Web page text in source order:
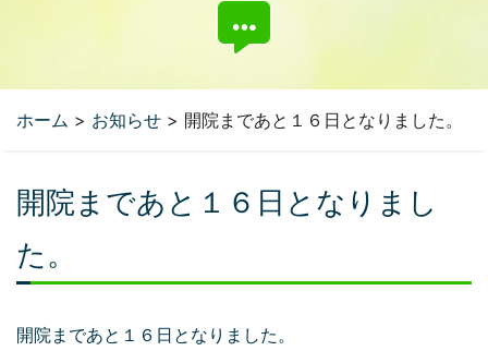
ホーム > お知らせ > 開院まであと１６日となりました。
開院まであと１６日となりまし
た。
開院まであと１６日となりました。